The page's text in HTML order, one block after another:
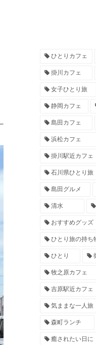
ひとりカフェ
掛川カフェ
女子ひとり旅
静岡カフェ
島田カフェ
浜松カフェ
掛川駅近カフェ
石川県ひとり旅
島田グルメ
清水
おすすめグッズ
ひとり旅の持ち
ひとり
牧之原カフェ
吉原駅近カフェ
気ままな一人旅
森町ランチ
癒されたい日に